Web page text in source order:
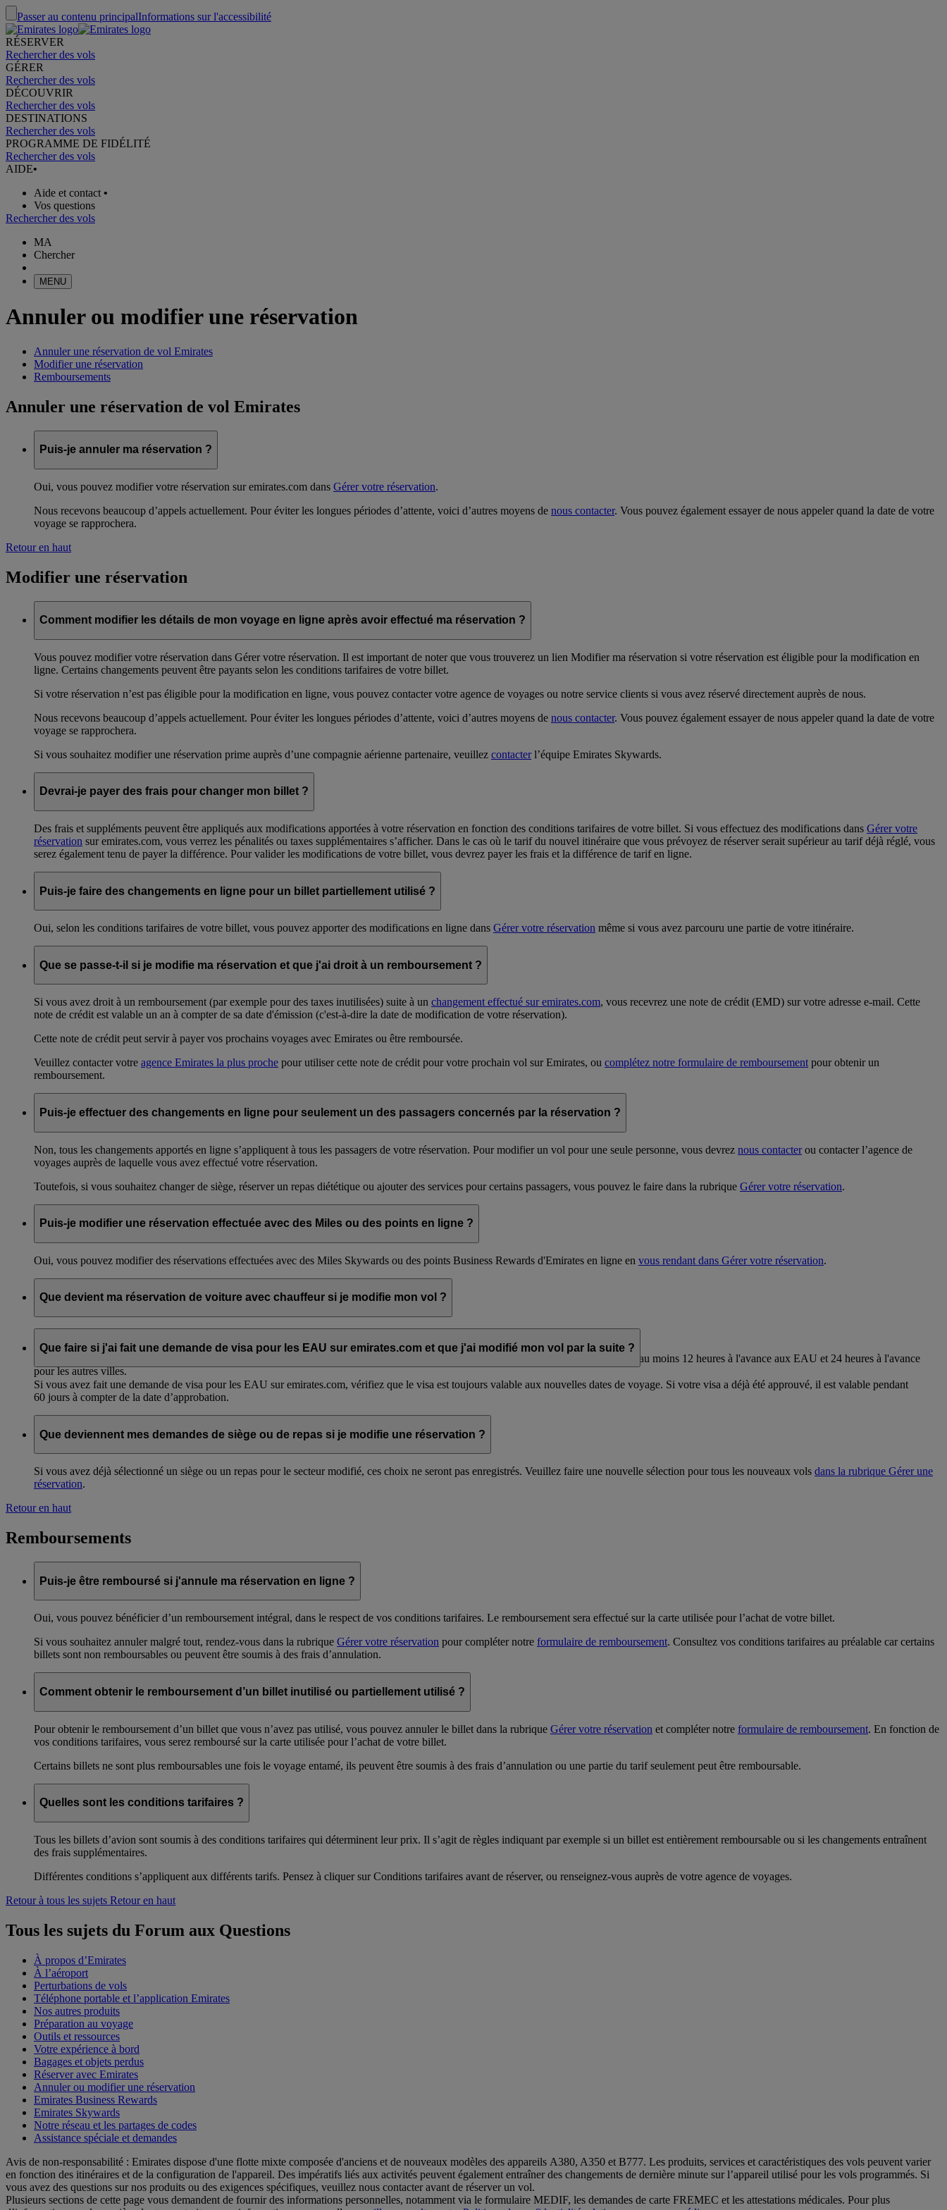
Passer au contenu principalInformations sur l'accessibilité
RÉSERVER
Rechercher des vols
GÉRER
Rechercher des vols
DÉCOUVRIR
Rechercher des vols
DESTINATIONS
Rechercher des vols
PROGRAMME DE FIDÉLITÉ
Rechercher des vols
AIDE•
Aide et contact •
Vos questions
Rechercher des vols
MA
Chercher
MENU
Annuler ou modifier une réservation
Annuler une réservation de vol Emirates
Modifier une réservation
Remboursements
Annuler une réservation de vol Emirates
Puis-je annuler ma réservation ?
Oui, vous pouvez modifier votre réservation sur emirates.com dans Gérer votre réservation.
Nous recevons beaucoup d’appels actuellement. Pour éviter les longues périodes d’attente, voici d’autres moyens de nous contacter. Vous pouvez également essayer de nous appeler quand la date de votre
voyage se rapprochera.
Retour en haut
Modifier une réservation
Comment modifier les détails de mon voyage en ligne après avoir effectué ma réservation ?
Vous pouvez modifier votre réservation dans Gérer votre réservation. Il est important de noter que vous trouverez un lien Modifier ma réservation si votre réservation est éligible pour la modification en
ligne. Certains changements peuvent être payants selon les conditions tarifaires de votre billet.
Si votre réservation n’est pas éligible pour la modification en ligne, vous pouvez contacter votre agence de voyages ou notre service clients si vous avez réservé directement auprès de nous.
Nous recevons beaucoup d’appels actuellement. Pour éviter les longues périodes d’attente, voici d’autres moyens de nous contacter. Vous pouvez également essayer de nous appeler quand la date de votre
voyage se rapprochera.
Si vous souhaitez modifier une réservation prime auprès d’une compagnie aérienne partenaire, veuillez contacterl’équipe Emirates Skywards.
Devrai-je payer des frais pour changer mon billet ?
Des frais et suppléments peuvent être appliqués aux modifications apportées à votre réservation en fonction des conditions tarifaires de votre billet. Si vous effectuez des modifications dans Gérer votre
réservation sur emirates.com, vous verrez les pénalités ou taxes supplémentaires s’afficher. Dans le cas où le tarif du nouvel itinéraire que vous prévoyez de réserver serait supérieur au tarif déjà réglé, vous
serez également tenu de payer la différence. Pour valider les modifications de votre billet, vous devrez payer les frais et la différence de tarif en ligne.
Puis-je faire des changements en ligne pour un billet partiellement utilisé ?
Oui, selon les conditions tarifaires de votre billet, vous pouvez apporter des modifications en ligne dans Gérer votre réservation même si vous avez parcouru une partie de votre itinéraire.
Que se passe-t-il si je modifie ma réservation et que j'ai droit à un remboursement ?
Si vous avez droit à un remboursement (par exemple pour des taxes inutilisées) suite à un changement effectué sur emirates.com, vous recevrez une note de crédit (EMD) sur votre adresse e-mail. Cette
note de crédit est valable un an à compter de sa date d'émission (c'est-à-dire la date de modification de votre réservation).
Cette note de crédit peut servir à payer vos prochains voyages avec Emirates ou être remboursée.
Veuillez contacter votre agence Emirates la plus proche pour utiliser cette note de crédit pour votre prochain vol sur Emirates, ou complétez notre formulaire de remboursementpour obtenir un
remboursement.
Puis-je effectuer des changements en ligne pour seulement un des passagers concernés par la réservation ?
Non, tous les changements apportés en ligne s’appliquent à tous les passagers de votre réservation. Pour modifier un vol pour une seule personne, vous devrez nous contacterou contacter l’agence de
voyages auprès de laquelle vous avez effectué votre réservation.
Toutefois, si vous souhaitez changer de siège, réserver un repas diététique ou ajouter des services pour certains passagers, vous pouvez le faire dans la rubrique Gérer votre réservation.
Puis-je modifier une réservation effectuée avec des Miles ou des points en ligne ?
Oui, vous pouvez modifier des réservations effectuées avec des Miles Skywards ou des points Business Rewards d'Emirates en ligne en vous rendant dans Gérer votre réservation.
Que devient ma réservation de voiture avec chauffeur si je modifie mon vol ?
au moins 12 heures à l'avance aux EAU et 24 heures à l'avance
pour les autres villes.
Que faire si j'ai fait une demande de visa pour les EAU sur emirates.com et que j'ai modifié mon vol par la suite ?
Si vous avez fait une demande de visa pour les EAU sur emirates.com, vérifiez que le visa est toujours valable aux nouvelles dates de voyage. Si votre visa a déjà été approuvé, il est valable pendant
60 jours à compter de la date d’approbation.
Que deviennent mes demandes de siège ou de repas si je modifie une réservation ?
Si vous avez déjà sélectionné un siège ou un repas pour le secteur modifié, ces choix ne seront pas enregistrés. Veuillez faire une nouvelle sélection pour tous les nouveaux vols dans la rubrique Gérer une
réservation.
Retour en haut
Remboursements
Puis-je être remboursé si j'annule ma réservation en ligne ?
Oui, vous pouvez bénéficier d’un remboursement intégral, dans le respect de vos conditions tarifaires. Le remboursement sera effectué sur la carte utilisée pour l’achat de votre billet.
Si vous souhaitez annuler malgré tout, rendez-vous dans la rubrique Gérer votre réservation pour compléter notre formulaire de remboursement. Consultez vos conditions tarifaires au préalable car certains
billets sont non remboursables ou peuvent être soumis à des frais d’annulation.
Comment obtenir le remboursement d’un billet inutilisé ou partiellement utilisé ?
Pour obtenir le remboursement d’un billet que vous n’avez pas utilisé, vous pouvez annuler le billet dans la rubrique Gérer votre réservation et compléter notre formulaire de remboursement. En fonction de
vos conditions tarifaires, vous serez remboursé sur la carte utilisée pour l’achat de votre billet.
Certains billets ne sont plus remboursables une fois le voyage entamé, ils peuvent être soumis à des frais d’annulation ou une partie du tarif seulement peut être remboursable.
Quelles sont les conditions tarifaires ?
Tous les billets d’avion sont soumis à des conditions tarifaires qui déterminent leur prix. Il s’agit de règles indiquant par exemple si un billet est entièrement remboursable ou si les changements entraînent
des frais supplémentaires.
Différentes conditions s’appliquent aux différents tarifs. Pensez à cliquer sur Conditions tarifaires avant de réserver, ou renseignez-vous auprès de votre agence de voyages.
Retour à tous les sujets Retour en haut
Tous les sujets du Forum aux Questions
À propos d’Emirates
À l’aéroport
Perturbations de vols
Téléphone portable et l’application Emirates
Nos autres produits
Préparation au voyage
Outils et ressources
Votre expérience à bord
Bagages et objets perdus
Réserver avec Emirates
Annuler ou modifier une réservation
Emirates Business Rewards
Emirates Skywards
Notre réseau et les partages de codes
Assistance spéciale et demandes
Avis de non-responsabilité : Emirates dispose d'une flotte mixte composée d'anciens et de nouveaux modèles des appareils A380, A350 et B777. Les produits, services et caractéristiques des vols peuvent varier
en fonction des itinéraires et de la configuration de l'appareil. Des impératifs liés aux activités peuvent également entraîner des changements de dernière minute sur l’appareil utilisé pour les vols programmés. Si
vous avez des questions sur nos produits ou des exigences spécifiques, veuillez nous contacter avant de réserver un vol.
Plusieurs sections de cette page vous demandent de fournir des informations personnelles, notamment via le formulaire MEDIF, les demandes de carte FREMEC et les attestations médicales. Pour plus